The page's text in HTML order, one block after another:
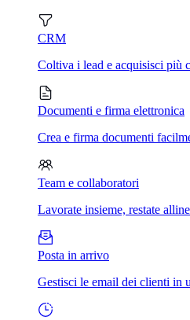
CRM
Coltiva i lead e acquisisci più
Documenti e firma elettronica
Crea e firma documenti
Team e collaboratori
Lavorate insieme, restate
Posta in arrivo
Gestisci le email dei clienti in